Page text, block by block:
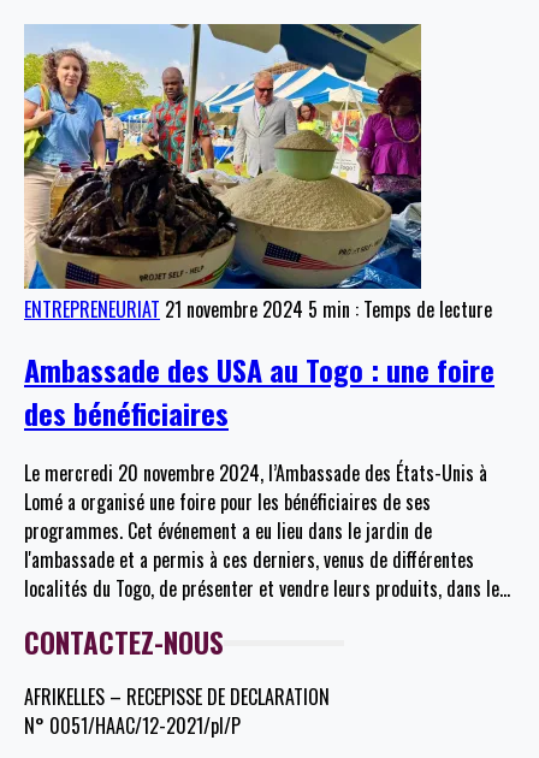
ENTREPRENEURIAT 21 novembre 2024 5 min : Temps de lecture
Ambassade des USA au Togo : une foire
des bénéficiaires
Le mercredi 20 novembre 2024, l’Ambassade des États-Unis à
Lomé a organisé une foire pour les bénéficiaires de ses
programmes. Cet événement a eu lieu dans le jardin de
l'ambassade et a permis à ces derniers, venus de différentes
localités du Togo, de présenter et vendre leurs produits, dans le…
CONTACTEZ-NOUS
AFRIKELLES – RECEPISSE DE DECLARATION
N° 0051/HAAC/12-2021/pl/P